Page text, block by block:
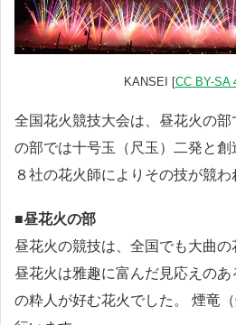
KANSEI [CC BY-SA
全国花火競技大会は、昼花火の
の部では十号玉（尺玉）二発と創
８社の花火師によりその技が競わ
■昼花火の部
昼花火の競技は、全国でも大曲の
昼花火は雅趣に富んだ見応えの
の粋人が好む花火でした。 煙竜